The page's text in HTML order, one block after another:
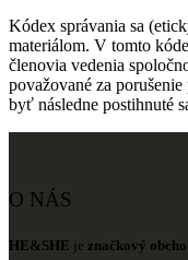
Kódex správania sa
materiálom. V tomto
členovia vedenia
považované za
byť následne postihnuté
O NÁS
HE&SHE je značkový